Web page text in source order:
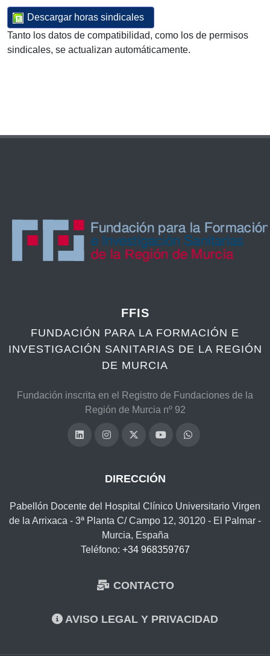
Descargar horas sindicales
Tanto los datos de compatibilidad, como los de permisos
sindicales, se actualizan automáticamente.
FFIS
FUNDACIÓN PARA LA FORMACIÓN E
INVESTIGACIÓN SANITARIAS DE LA REGIÓN
DE MURCIA
Fundación inscrita en el Registro de Fundaciones de la
Región de Murcia nº 92
DIRECCIÓN
Pabellón Docente del Hospital Clínico Universitario Virgen
de la Arrixaca - 3ª Planta C/ Campo 12, 30120 - El Palmar -
Murcia, España
Teléfono: +34 968359767
CONTACTO
AVISO LEGAL Y PRIVACIDAD